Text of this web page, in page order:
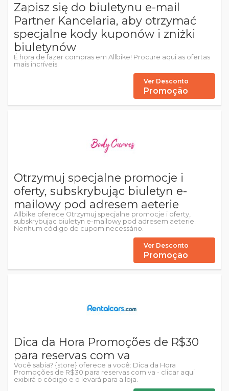
Zapisz się do biuletynu e-mail
Partner Kancelaria, aby otrzymać
specjalne kody kuponów i zniżki
biuletynów
É hora de fazer compras em Allbike! Procure aqui as ofertas
mais incríveis.
Ver Desconto
Promoção
Otrzymuj specjalne promocje i
oferty, subskrybując biuletyn e-
mailowy pod adresem aeterie
Allbike oferece Otrzymuj specjalne promocje i oferty,
subskrybując biuletyn e-mailowy pod adresem aeterie.
Nenhum código de cupom necessário.
Ver Desconto
Promoção
Dica da Hora Promoções de R$30
para reservas com va
Você sabia? {store} oferece a você: Dica da Hora
Promoções de R$30 para reservas com va - clicar aqui
exibirá o código e o levará para a loja.